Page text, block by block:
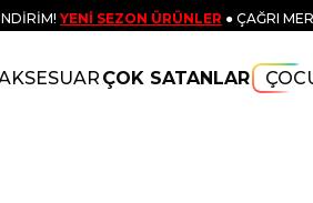
YENİ SEZON ÜRÜNLER ● ÇAĞRI
ÇOK SATANLAR